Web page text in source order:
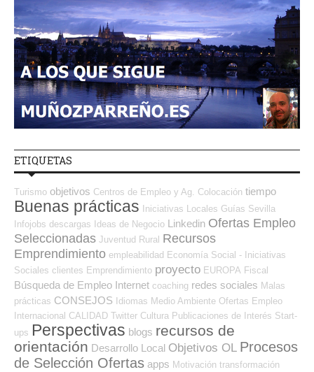
ETIQUETAS
Turismo objetivos Centros de Empleo y Ag. Colocación tiempo
Buenas prácticas Iniciativas Locales Guías Sevilla
Infojobs descargas Ideas de Negocio Linkedin Ofertas Empleo
Seleccionadas Juventud Rural Recursos
Emprendimiento empleabilidad Economía Social - Iniciativas
Sociales clientes Emprendimiento proyecto EUROPA Fiscal
Búsqueda de Empleo Internet coaching redes sociales Malas
prácticas CONSEJOS Idiomas Medio Ambiente Ofertas Empleo
Internacional CALIDAD Twitter Cultura Publicaciones de Interés Start-
ups Perspectivas blogs recursos de
orientación Desarrollo Local Objetivos OL Procesos
de Selección Ofertas apps Motivación transformación